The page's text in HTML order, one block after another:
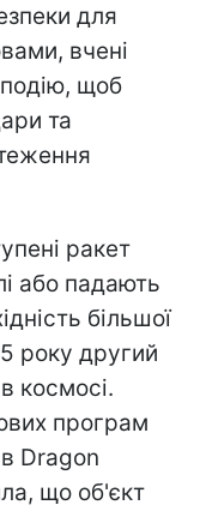
для
вчені
подію, щоб
та
ракет
або падають
більшої
року другий
космосі.
програм
Dragon
що об'єкт